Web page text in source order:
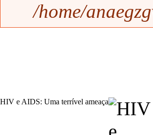
/home/
HIV e AIDS: Uma terrível ameaça